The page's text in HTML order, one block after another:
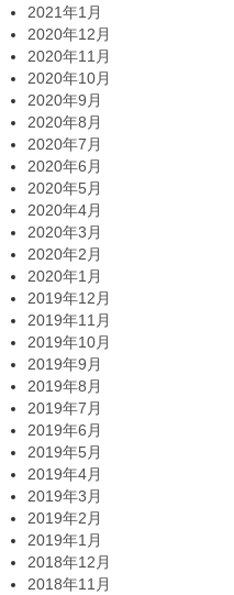
2021年1月
2020年12月
2020年11月
2020年10月
2020年9月
2020年8月
2020年7月
2020年6月
2020年5月
2020年4月
2020年3月
2020年2月
2020年1月
2019年12月
2019年11月
2019年10月
2019年9月
2019年8月
2019年7月
2019年6月
2019年5月
2019年4月
2019年3月
2019年2月
2019年1月
2018年12月
2018年11月